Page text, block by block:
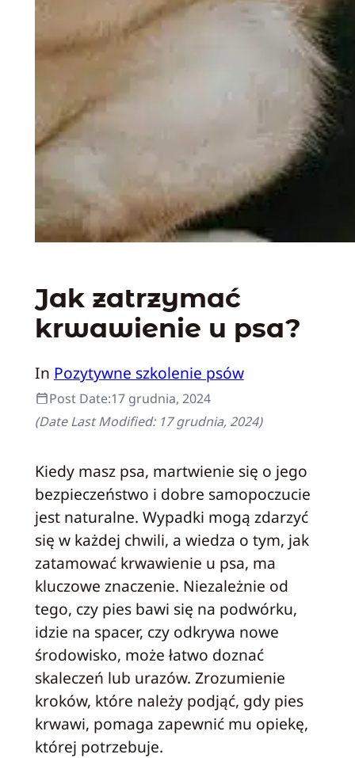
Jak zatrzymać
krwawienie u psa?
In Pozytywne szkolenie psów
Post Date:17 grudnia, 2024
(Date Last Modified: 17 grudnia, 2024)
Kiedy masz psa, martwienie się o jego
bezpieczeństwo i dobre samopoczucie
jest naturalne. Wypadki mogą zdarzyć
się w każdej chwili, a wiedza o tym, jak
zatamować krwawienie u psa, ma
kluczowe znaczenie. Niezależnie od
tego, czy pies bawi się na podwórku,
idzie na spacer, czy odkrywa nowe
środowisko, może łatwo doznać
skaleczeń lub urazów. Zrozumienie
kroków, które należy podjąć, gdy pies
krwawi, pomaga zapewnić mu opiekę,
której potrzebuje.